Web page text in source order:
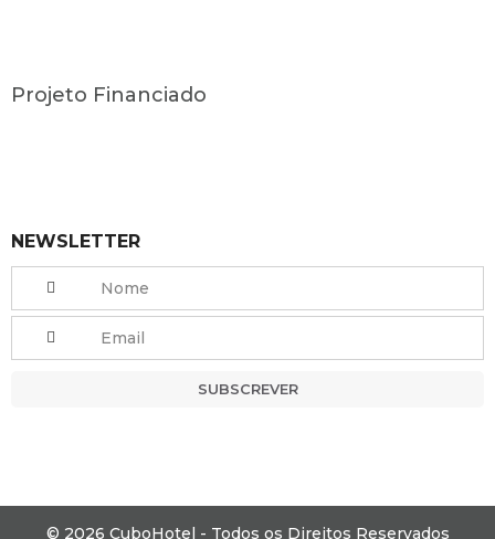
Projeto Financiado
NEWSLETTER
SUBSCREVER
© 2026 CuboHotel - Todos os Direitos Reservados